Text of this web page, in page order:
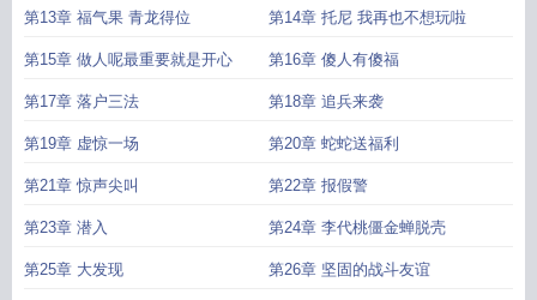
第13章 福气果 青龙得位 第14章 托尼 我再也不想玩啦
第15章 做人呢最重要就是开心 第16章 傻人有傻福
第17章 落户三法 第18章 追兵来袭
第19章 虚惊一场 第20章 蛇蛇送福利
第21章 惊声尖叫 第22章 报假警
第23章 潜入 第24章 李代桃僵金蝉脱壳
第25章 大发现 第26章 坚固的战斗友谊